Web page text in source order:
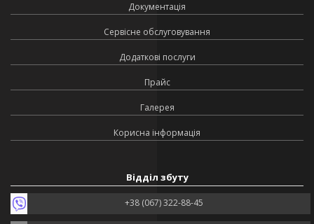
Документація
Сервісне обслуговування
Додаткові послуги
Прайс
Галерея
Корисна інформація
Відділ збуту
+38 (067) 322-88-45